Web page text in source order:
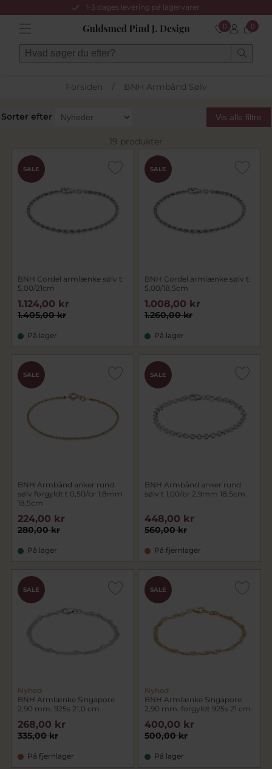
1-3 dages levering på lagervarer
0 0
Forsiden / BNH Armbånd Sølv
Sorter efter Vis alle filtre
19 produkter
SALE
BNH Cordel armlænke sølv t:
5,00/21cm
1.405,00 kr
1.124,00 kr
På lager
SALE
BNH Cordel armlænke sølv t:
5,00/18,5cm
1.260,00 kr
1.008,00 kr
På lager
SALE
BNH Armbånd anker rund
sølv forgyldt t 0,50/br 1,8mm
18,5cm
280,00 kr
224,00 kr
På lager
SALE
BNH Armbånd anker rund
sølv t 1,00/br 2,9mm 18,5cm
560,00 kr
448,00 kr
På fjernlager
SALE
Nyhed
BNH Armlænke Singapore
2,90 mm. 925s 21,0 cm.
335,00 kr
268,00 kr
På fjernlager
SALE
Nyhed
BNH Armlænke Singapore
2,90 mm. forgyldt 925s 21 cm.
500,00 kr
400,00 kr
På lager